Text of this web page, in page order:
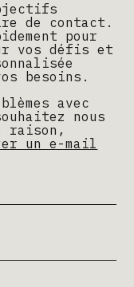
de contact.
pour
vos défis et
besoins.
avec
nous
raison,
un e-mail